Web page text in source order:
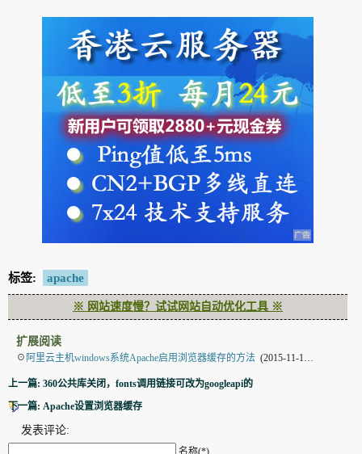
标签: apache
※ 网站速度慢？试试网站自动优化工具 ※
扩展阅读
☉ 阿里云主机windows系统Apache启用浏览器缓存的方法 (2015-11-13 22:5:9)
上一篇: 360公共库关闭，fonts调用链接可改为googleapi的
下一篇: Apache设置浏览器缓存
发表评论:
名称(*)